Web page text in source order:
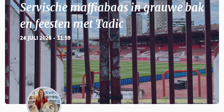
Servische maffiabaas in grauwe bak
en feesten met Tadic
24 JULI 2026 - 11:59